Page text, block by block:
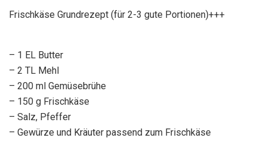
Frischkäse Grundrezept (für 2-3 gute Portionen)+++
– 1 EL Butter
– 2 TL Mehl
– 200 ml Gemüsebrühe
– 150 g Frischkäse
– Salz, Pfeffer
– Gewürze und Kräuter passend zum Frischkäse